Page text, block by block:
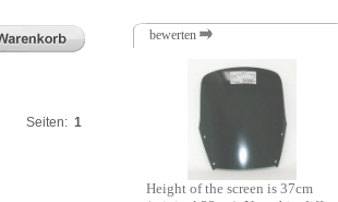
Seiten: 1
bewerten
Height of the screen is 37cm